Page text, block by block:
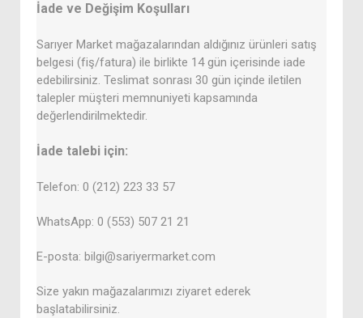
İade ve Değişim Koşulları
Sarıyer Market mağazalarından aldığınız ürünleri satış
belgesi (fiş/fatura) ile birlikte 14 gün içerisinde iade
edebilirsiniz. Teslimat sonrası 30 gün içinde iletilen
talepler müşteri memnuniyeti kapsamında
değerlendirilmektedir.
İade talebi için:
Telefon: 0 (212) 223 33 57
WhatsApp: 0 (553) 507 21 21
E-posta: bilgi@sariyermarket.com
Size yakın mağazalarımızı ziyaret ederek
başlatabilirsiniz.